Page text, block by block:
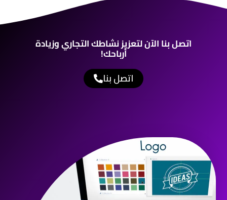
اتصل بنا الآن لتعزيز نشاطك التجاري وزيادة
أرباحك!
اتصل بنا